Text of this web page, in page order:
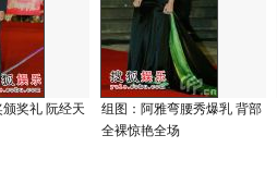
奖礼 阮经天
组图：阿雅弯腰秀爆乳 背部
全裸惊艳全场